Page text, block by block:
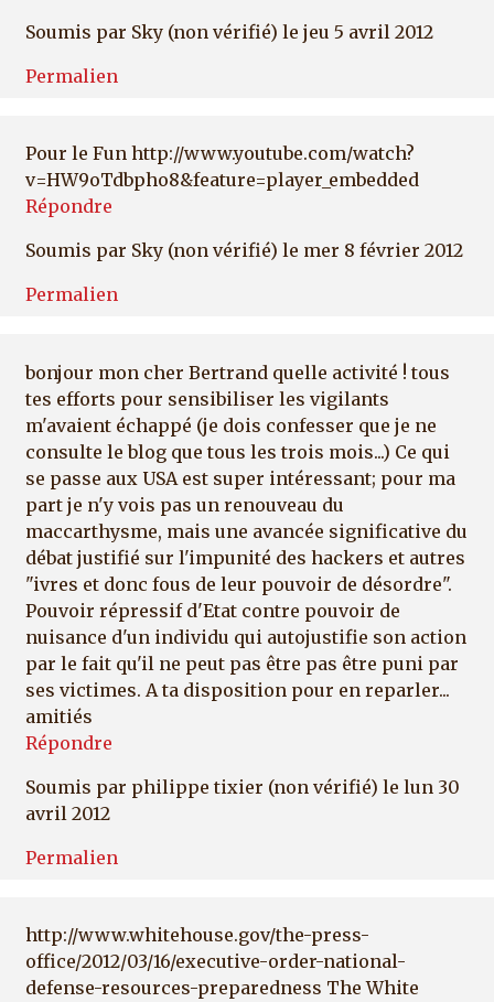
Soumis par Sky (non vérifié) le jeu 5 avril 2012
Permalien
Pour le Fun http://www.youtube.com/watch?
v=HW9oTdbpho8&feature=player_embedded
Répondre
Soumis par Sky (non vérifié) le mer 8 février 2012
Permalien
bonjour mon cher Bertrand quelle activité ! tous
tes efforts pour sensibiliser les vigilants
m'avaient échappé (je dois confesser que je ne
consulte le blog que tous les trois mois...) Ce qui
se passe aux USA est super intéressant; pour ma
part je n'y vois pas un renouveau du
maccarthysme, mais une avancée significative du
débat justifié sur l'impunité des hackers et autres
"ivres et donc fous de leur pouvoir de désordre".
Pouvoir répressif d'Etat contre pouvoir de
nuisance d'un individu qui autojustifie son action
par le fait qu'il ne peut pas être pas être puni par
ses victimes. A ta disposition pour en reparler...
amitiés
Répondre
Soumis par philippe tixier (non vérifié) le lun 30
avril 2012
Permalien
http://www.whitehouse.gov/the-press-
office/2012/03/16/executive-order-national-
defense-resources-preparedness The White